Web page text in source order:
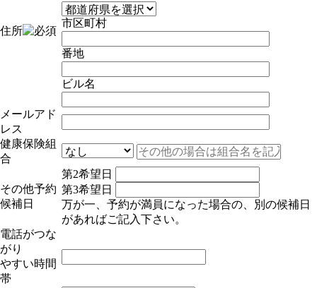
住所
市区町村
番地
ビル名
メールアド
レス
健康保険組
合
その他予約
候補日
第2希望日
第3希望日
万が一、予約が満員になった場合の、別の候補日
があればご記入下さい。
電話がつな
がり
やすい時間
帯